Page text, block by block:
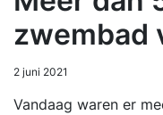
zwembad
2 juni 2021
Vandaag waren er